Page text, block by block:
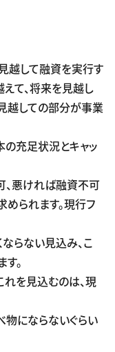
越して融資を実行す
て、将来を見越し
越しての部分が事業
充足状況とキャッ
、悪ければ融資不可
られます。現行フ
らない見込み、こ
。
を見込むのは、現
にならないぐらい